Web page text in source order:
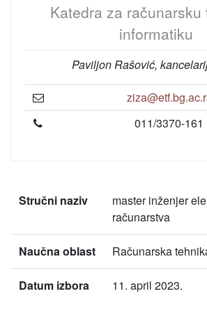
Katedra za računarsku
informatiku
Paviljon Rašović,
011/3370-161
Stručni naziv
master inženjer
računarstva
Naučna oblast Računarska
Datum izbora 11. april 2023.